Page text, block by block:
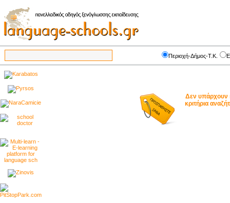
Περιοχή-Δήμος-Τ.Κ.
Δεν υπάρχουν
κριτήρια